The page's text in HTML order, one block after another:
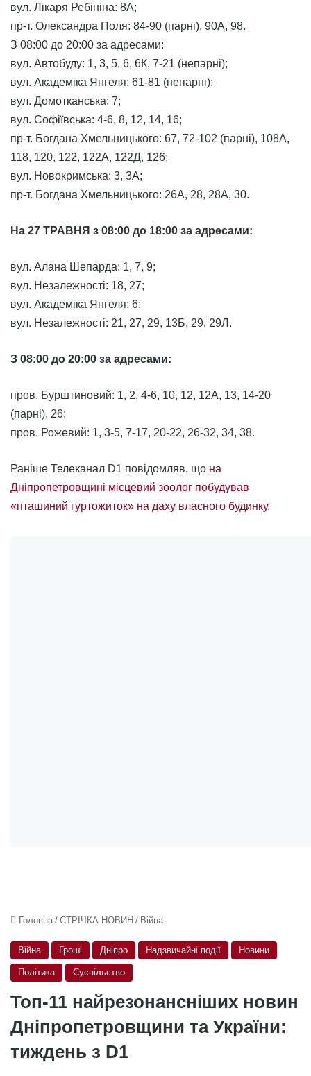
вул. Лікаря Ребініна: 8А;
пр-т. Олександра Поля: 84-90 (парні), 90А, 98.
З 08:00 до 20:00 за адресами:
вул. Автобуду: 1, 3, 5, 6, 6К, 7-21 (непарні);
вул. Академіка Янгеля: 61-81 (непарні);
вул. Домотканська: 7;
вул. Софіївська: 4-6, 8, 12, 14, 16;
пр-т. Богдана Хмельницького: 67, 72-102 (парні), 108А,
118, 120, 122, 122А, 122Д, 126;
вул. Новокримська: 3, 3А;
пр-т. Богдана Хмельницького: 26А, 28, 28А, 30.
На 27 ТРАВНЯ з 08:00 до 18:00 за адресами:
вул. Алана Шепарда: 1, 7, 9;
вул. Незалежності: 18, 27;
вул. Академіка Янгеля: 6;
вул. Незалежності: 21, 27, 29, 13Б, 29, 29Л.
З 08:00 до 20:00 за адресами:
пров. Бурштиновий: 1, 2, 4-6, 10, 12, 12А, 13, 14-20
(парні), 26;
пров. Рожевий: 1, 3-5, 7-17, 20-22, 26-32, 34, 38.
Раніше Телеканал D1 повідомляв, що на
Дніпропетровщині місцевий зоолог побудував
«пташиний гуртожиток» на даху власного будинку.